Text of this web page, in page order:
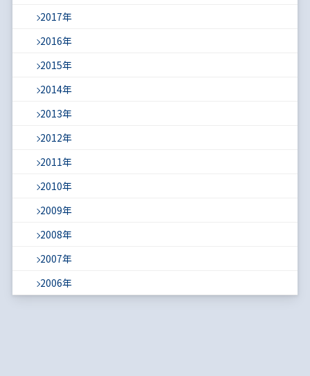
2017年
2016年
2015年
2014年
2013年
2012年
2011年
2010年
2009年
2008年
2007年
2006年